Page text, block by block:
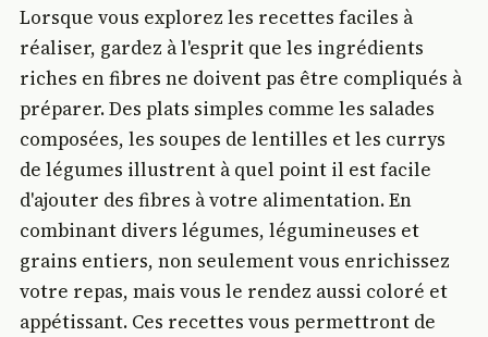
Lorsque vous explorez les recettes faciles à
réaliser, gardez à l'esprit que les ingrédients
riches en fibres ne doivent pas être compliqués à
préparer. Des plats simples comme les salades
composées, les soupes de lentilles et les currys
de légumes illustrent à quel point il est facile
d'ajouter des fibres à votre alimentation. En
combinant divers légumes, légumineuses et
grains entiers, non seulement vous enrichissez
votre repas, mais vous le rendez aussi coloré et
appétissant. Ces recettes vous permettront de